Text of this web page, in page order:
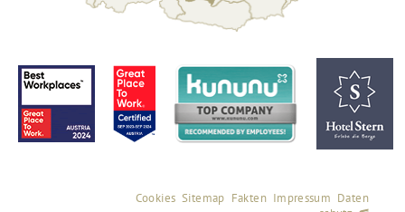
Cookies Sitemap Fakten Impressum Daten